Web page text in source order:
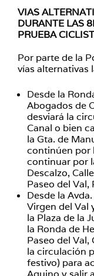
VIAS
DURANTE LAS
PRUEBA
Por parte de la
vías alternativas
Desde la
Abogados de
desviará la
Canal o bien
la Gta. de
continúen por
continuar por
Descalzo,
Paseo del Val,
Desde la
Virgen del Val
la Plaza de la
la Ronda de
Paseo del
la circulación
festivo) para